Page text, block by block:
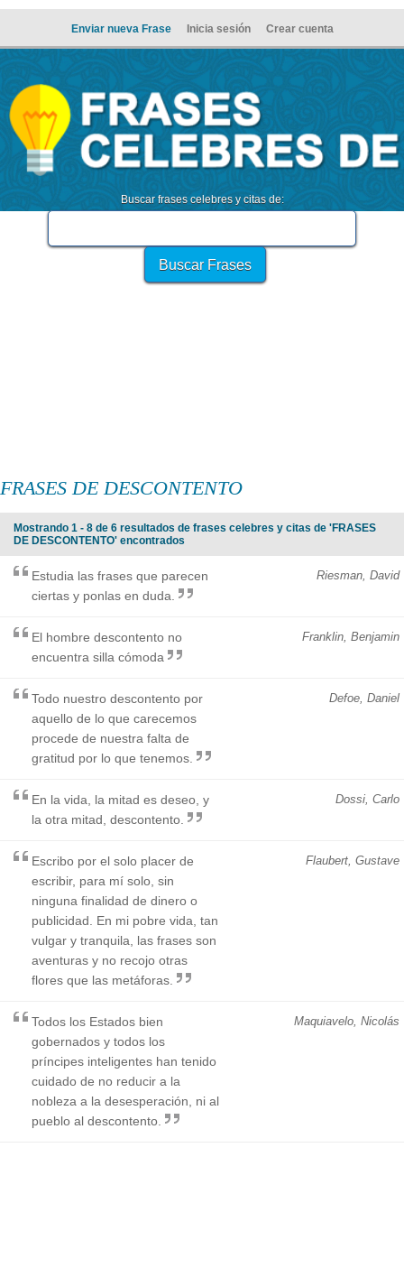
Enviar nueva Frase Inicia sesión Crear cuenta
Buscar frases celebres y citas de:
FRASES DE DESCONTENTO
Mostrando 1 - 8 de 6 resultados de frases celebres y citas de 'FRASES
DE DESCONTENTO' encontrados
Riesman, David
Estudia las frases que parecen
ciertas y ponlas en duda.
Franklin, Benjamin
El hombre descontento no
encuentra silla cómoda
Defoe, Daniel
Todo nuestro descontento por
aquello de lo que carecemos
procede de nuestra falta de
gratitud por lo que tenemos.
Dossi, Carlo
En la vida, la mitad es deseo, y
la otra mitad, descontento.
Flaubert, Gustave
Escribo por el solo placer de
escribir, para mí solo, sin
ninguna finalidad de dinero o
publicidad. En mi pobre vida, tan
vulgar y tranquila, las frases son
aventuras y no recojo otras
flores que las metáforas.
Maquiavelo, Nicolás
Todos los Estados bien
gobernados y todos los
príncipes inteligentes han tenido
cuidado de no reducir a la
nobleza a la desesperación, ni al
pueblo al descontento.